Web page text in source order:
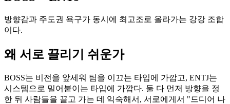
방향감과 주도권 욕구가 동시에 최고조로 올라가는 강강 조합
이다.
왜 서로 끌리기 쉬운가
BOSS는 비전을 앞세워 팀을 이끄는 타입에 가깝고, ENTJ는
시스템으로 밀어붙이는 타입에 가깝다. 둘 다 먼저 방향을 정
한 뒤 사람들을 끌고 가는 데 익숙해서, 서로에게서 "드디어 나